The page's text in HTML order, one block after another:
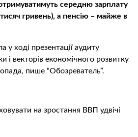
середню зарплату
гривень), а пенсію – майже в
у ході презентації аудиту
і векторів економічного розвитку
пише “Обозреватель”.
на зростання ВВП удвічі